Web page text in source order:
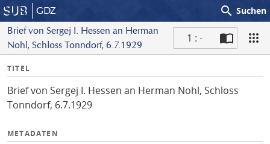
GDZ search Suchen
Brief von Sergej I. Hessen an Herman
Nohl, Schloss Tonndorf, 6.7.1929
1 : -
I
f
o
TITEL
Brief von Sergej I. Hessen an Herman Nohl, Schloss
Tonndorf, 6.7.1929
METADATEN